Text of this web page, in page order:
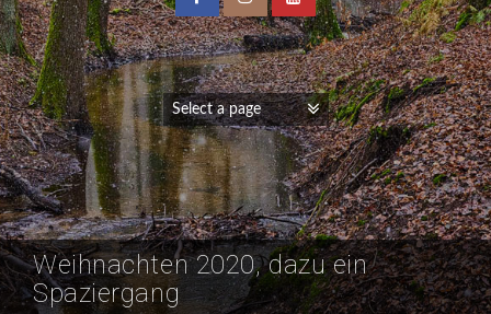
Weihnachten 2020, dazu ein
Spaziergang